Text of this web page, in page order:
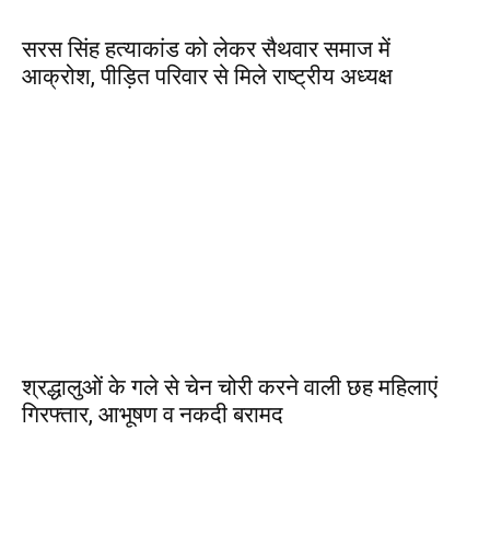
सरस सिंह हत्याकांड को लेकर सैथवार समाज में
आक्रोश, पीड़ित परिवार से मिले राष्ट्रीय अध्यक्ष
श्रद्धालुओं के गले से चेन चोरी करने वाली छह महिलाएं
गिरफ्तार, आभूषण व नकदी बरामद